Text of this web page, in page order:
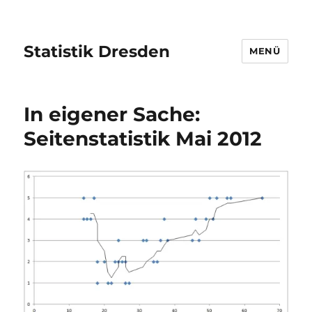
Statistik Dresden MENÜ
In eigener Sache:
Seitenstatistik Mai 2012